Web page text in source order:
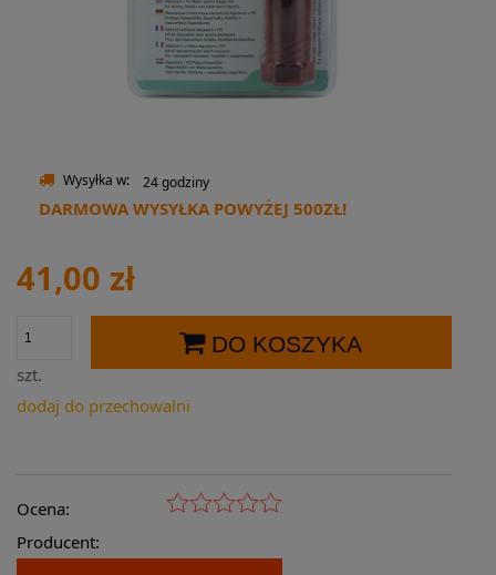
Wysyłka w: 24 godziny
DARMOWA WYSYŁKA POWYŻEJ 500ZŁ!
41,00 zł
szt.
DO KOSZYKA
dodaj do przechowalni
Ocena:
Producent: